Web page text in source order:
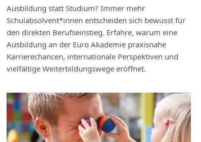
Ausbildung statt Studium? Immer mehr
Schulabsolvent*innen entscheiden sich bewusst für
den direkten Berufseinstieg. Erfahre, warum eine
Ausbildung an der Euro Akademie praxisnahe
Karrierechancen, internationale Perspektiven und
vielfältige Weiterbildungswege eröffnet.